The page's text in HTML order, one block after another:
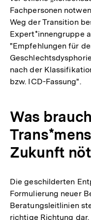
Fachpersonen
Weg der Transition
Expert*innengruppe
"Empfehlungen für
nach der
bzw. ICD-Fassung".
Was
Zukunft
Die geschilderten
Formulierung neuer
Beratungsleitlinien
richtige Richtung